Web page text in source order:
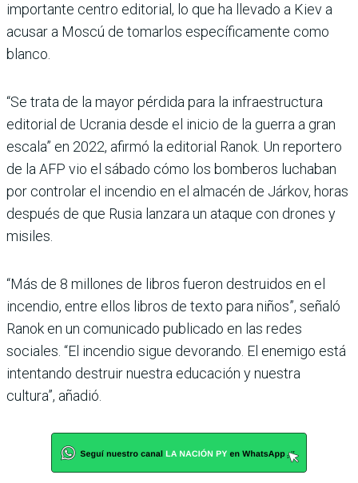
importante centro editorial, lo que ha llevado a Kiev a
acusar a Moscú de tomarlos específicamente como
blanco.
“Se trata de la mayor pérdida para la infraestructura
editorial de Ucrania desde el inicio de la guerra a gran
escala” en 2022, afirmó la editorial Ranok. Un reportero
de la AFP vio el sábado cómo los bomberos luchaban
por controlar el incendio en el almacén de Járkov, horas
después de que Rusia lanzara un ataque con drones y
misiles.
“Más de 8 millones de libros fueron destruidos en el
incendio, entre ellos libros de texto para niños”, señaló
Ranok en un comunicado publicado en las redes
sociales. “El incendio sigue devorando. El enemigo está
intentando destruir nuestra educación y nuestra
cultura”, añadió.